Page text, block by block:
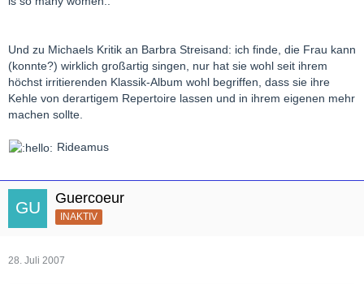
Und zu Michaels Kritik an Barbra Streisand: ich finde, die Frau kann
(konnte?) wirklich großartig singen, nur hat sie wohl seit ihrem
höchst irritierenden Klassik-Album wohl begriffen, dass sie ihre
Kehle von derartigem Repertoire lassen und in ihrem eigenen mehr
machen sollte.
Rideamus
Guercoeur
INAKTIV
28. Juli 2007